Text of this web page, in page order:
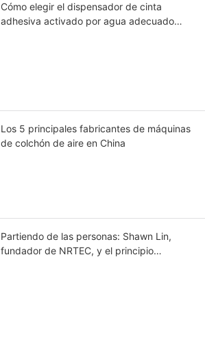
Cómo elegir el dispensador de cinta
adhesiva activado por agua adecuado
Los 5 principales fabricantes de máquinas
de colchón de aire en China
Partiendo de las personas: Shawn Lin,
fundador de NRTEC, y el principio